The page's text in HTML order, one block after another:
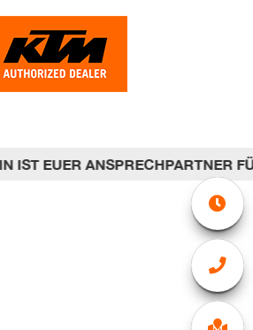
EUER ANSPRECHPARTNER